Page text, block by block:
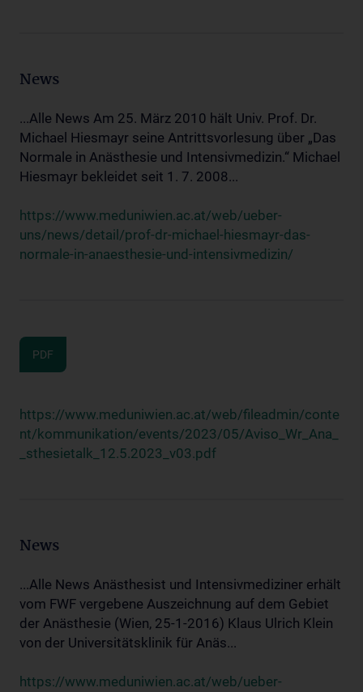
News
...Alle News Am 25. März 2010 hält Univ. Prof. Dr.
Michael Hiesmayr seine Antrittsvorlesung über „Das
Normale in Anästhesie und Intensivmedizin.“ Michael
Hiesmayr bekleidet seit 1. 7. 2008...
https://www.meduniwien.ac.at/web/ueber-
uns/news/detail/prof-dr-michael-hiesmayr-das-
normale-in-anaesthesie-und-intensivmedizin/
PDF
https://www.meduniwien.ac.at/web/fileadmin/conte
nt/kommunikation/events/2023/05/Aviso_Wr_Ana_
_sthesietalk_12.5.2023_v03.pdf
News
...Alle News Anästhesist und Intensivmediziner erhält
vom FWF vergebene Auszeichnung auf dem Gebiet
der Anästhesie (Wien, 25-1-2016) Klaus Ulrich Klein
von der Universitätsklinik für Anäs...
https://www.meduniwien.ac.at/web/ueber-